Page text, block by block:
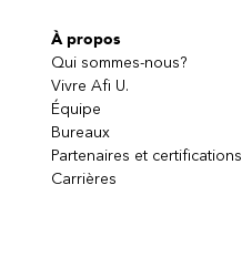
À propos
Qui sommes-nous?
Vivre Afi U.
Équipe
Bureaux
Partenaires et certifications
Carrières